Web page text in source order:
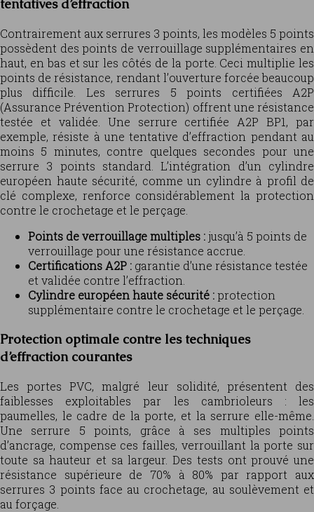
tentatives d’effraction
Contrairement aux serrures 3 points, les modèles 5 points
possèdent des points de verrouillage supplémentaires en
haut, en bas et sur les côtés de la porte. Ceci multiplie les
points de résistance, rendant l’ouverture forcée beaucoup
plus difficile. Les serrures 5 points certifiées A2P
(Assurance Prévention Protection) offrent une résistance
testée et validée. Une serrure certifiée A2P BP1, par
exemple, résiste à une tentative d’effraction pendant au
moins 5 minutes, contre quelques secondes pour une
serrure 3 points standard. L’intégration d’un cylindre
européen haute sécurité, comme un cylindre à profil de
clé complexe, renforce considérablement la protection
contre le crochetage et le perçage.
Points de verrouillage multiples :jusqu’à 5 points de
verrouillage pour une résistance accrue.
Certifications A2P : garantie d’une résistance testée
et validée contre l’effraction.
Cylindre européen haute sécurité :protection
supplémentaire contre le crochetage et le perçage.
Protection optimale contre les techniques
d’effraction courantes
Les portes PVC, malgré leur solidité, présentent des
faiblesses exploitables par les cambrioleurs : les
paumelles, le cadre de la porte, et la serrure elle-même.
Une serrure 5 points, grâce à ses multiples points
d’ancrage, compense ces failles, verrouillant la porte sur
toute sa hauteur et sa largeur. Des tests ont prouvé une
résistance supérieure de 70% à 80% par rapport aux
serrures 3 points face au crochetage, au soulèvement et
au forçage.